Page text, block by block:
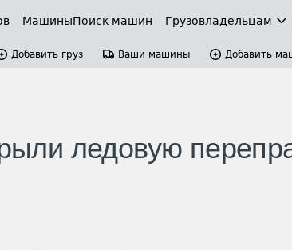
МашиныПоиск машин Грузовладельцам
Добавить груз Ваши машины Добавить
ледовую